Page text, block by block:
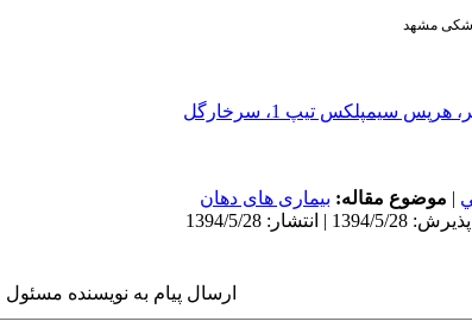
مشهد
هرپس سیمپلکس تیپ 1، سرخارگل
| موضوع مقاله: بیماری های دهان
ارسال پیام به نویسنده مسئول